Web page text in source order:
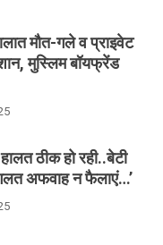
मौत-गले व प्राइवेट
मुस्लिम बॉयफ्रेंड
ठीक हो रही..बेटी
अफवाह न फैलाएं…’